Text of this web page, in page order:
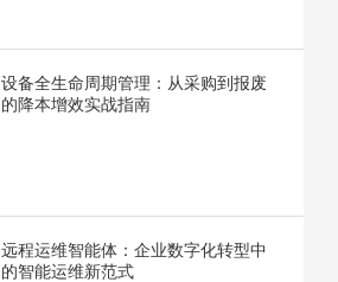
设备全生命周期管理：从采购到报废
的降本增效实战指南
远程运维智能体：企业数字化转型中
的智能运维新范式